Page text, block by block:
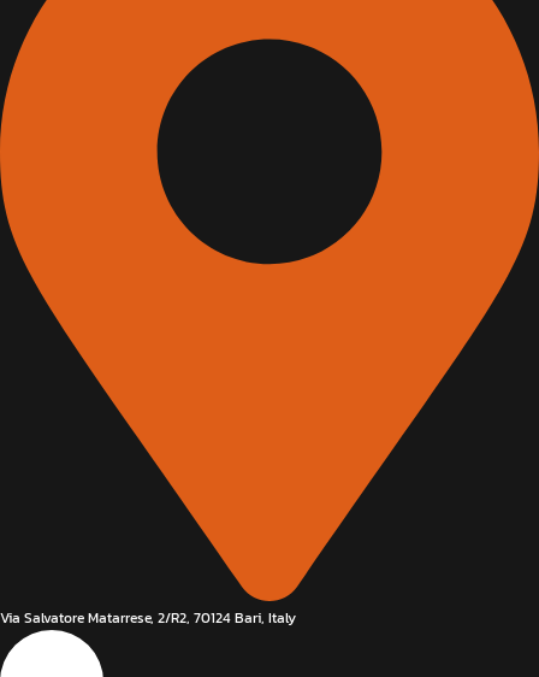
Via Salvatore Matarrese, 2/R2, 70124 Bari, Italy